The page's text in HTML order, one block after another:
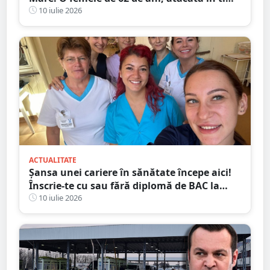
ce se întorcea de la cumpărături
10 iulie 2026
ACTUALITATE
Șansa unei cariere în sănătate începe aici!
Înscrie-te cu sau fără diplomă de BAC la
Școala Postliceală „Henri Coandă” Satu
Mare
10 iulie 2026